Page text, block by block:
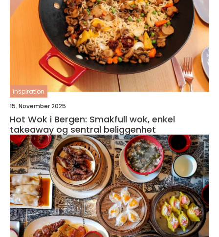
inspiration
15. November 2025
Hot Wok i Bergen: Smakfull wok, enkel
takeaway og sentral beliggenhet